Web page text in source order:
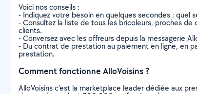
Voici nos conseils :
- Indiquez votre besoin en quelques secondes : quel
- Consultez la liste de tous les bricoleurs, proches de
clients.
- Conversez avec les offreurs depuis la messagerie
- Du contrat de prestation au paiement en ligne, en
prestation.
Comment fonctionne AlloVoisins ?
AlloVoisins c’est la marketplace leader dédiée aux